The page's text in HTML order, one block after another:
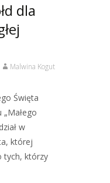
dla
Malwina Kogut
Święta
w
której
tych, którzy